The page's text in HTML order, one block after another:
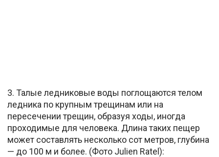
3. Талые ледниковые воды поглощаются телом
ледника по крупным трещинам или на
пересечении трещин, образуя ходы, иногда
проходимые для человека. Длина таких пещер
может составлять несколько сот метров, глубина
— до 100 м и более. (Фото Julien Ratel):